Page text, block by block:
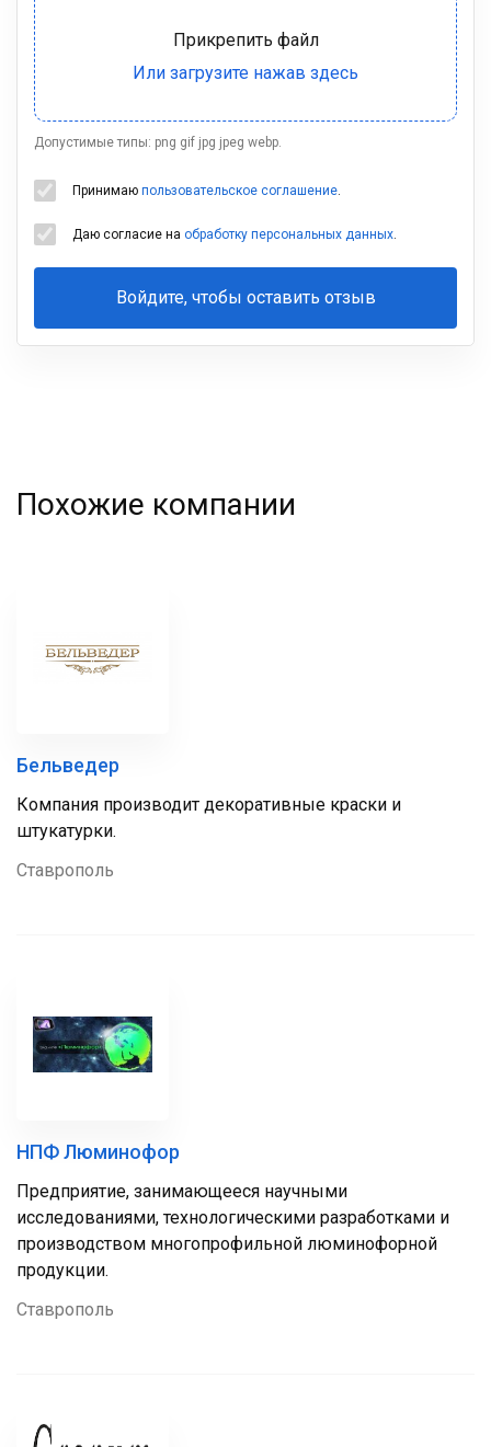
Допустимые типы: png gif jpg jpeg webp.
Принимаю пользовательское соглашение.
Даю согласие на обработку персональных данных.
Войдите, чтобы оставить отзыв
Ваша
Похожие компании
Бельведер
Компания производит декоративные краски и
штукатурки.
Ставрополь
НПФ Люминофор
Предприятие, занимающееся научными
исследованиями, технологическими разработками и
производством многопрофильной люминофорной
продукции.
Ставрополь